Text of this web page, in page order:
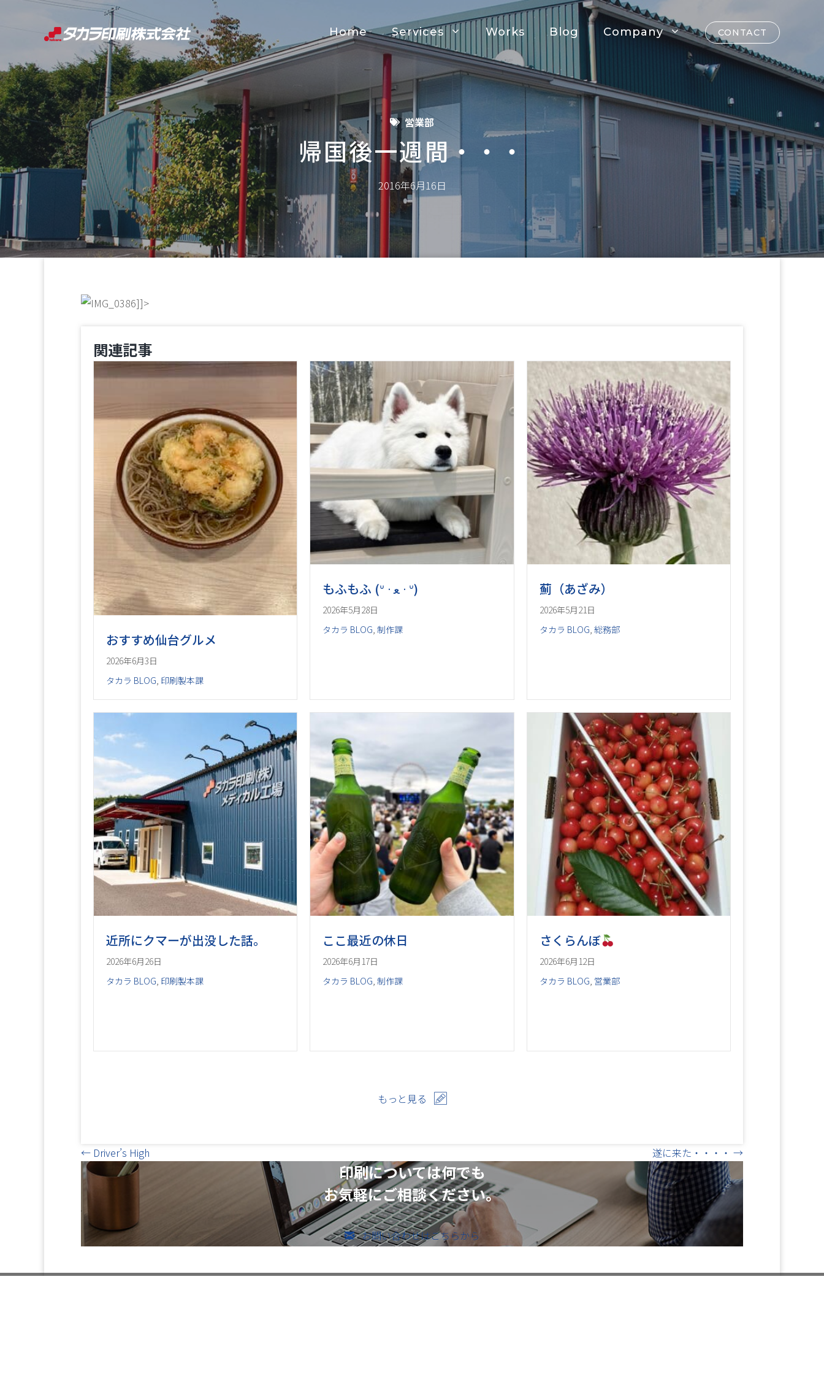
ン
ツ
へ
ス
キ
ッ
プ
Home Services Works Blog Company CONTACT
営業部
帰国後一週間・・・
2016年6月16日
]]>
関連記事
おすすめ仙台グルメ
2026年6月3日
タカラ BLOG, 印刷製本課
2026年5月28日
タカラ BLOG,制作課
薊（あざみ）
2026年5月21日
タカラ BLOG, 総務部
近所にクマーが出没した話。
2026年6月26日
タカラ BLOG, 印刷製本課
ここ最近の休日
2026年6月17日
タカラ BLOG,制作課
さくらんぼ
2026年6月12日
タカラ BLOG, 営業部
もっと見る
Posts
navigation
← Driver’s High 遂に来た・・・・ →
印刷については何でも
お気軽にご相談ください。
お問い合わせはこちらから